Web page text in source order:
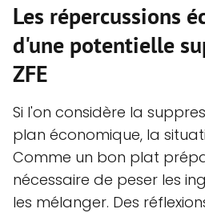
Les répercussions
d'une potentielle
ZFE
Si l'on considère la
plan économique, la
Comme un bon plat
nécessaire de peser les
les mélanger. Des